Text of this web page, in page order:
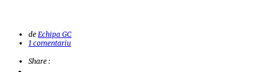
de Echipa GC
1 comentariu
Share :